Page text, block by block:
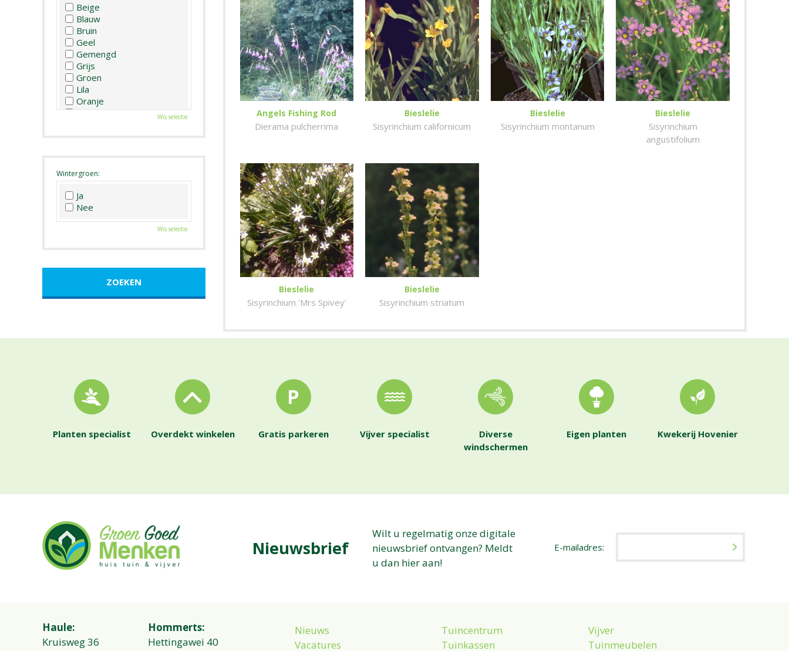
Angels Fishing Rod
Dierama pulcherrima
Bieslelie
Sisyrinchium californicum
Bieslelie
Sisyrinchium montanum
Bieslelie
Sisyrinchium
angustifolium
Bieslelie
Sisyrinchium 'Mrs Spivey'
Bieslelie
Sisyrinchium striatum
Beige
Blauw
Bruin
Geel
Gemengd
Grijs
Groen
Lila
Oranje
Paars
Wis selectie
Wintergroen:
Ja
Nee
Wis selectie
Planten specialist Overdekt winkelen Gratis parkeren Vijver specialist
Diverse
windschermen
Eigen planten Kwekerij Hovenier
Nieuwsbrief
Wilt u regelmatig onze digitale
nieuwsbrief ontvangen? Meldt
u dan hier aan!
E-mailadres:
Haule:
Kruisweg 36
Hommerts:
Hettingawei 40
Nieuws
Vacatures
Tuincentrum
Tuinkassen
Vijver
Tuinmeubelen